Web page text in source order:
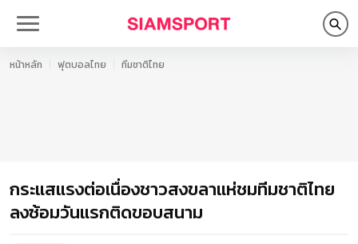
หน้าหลัก ฟุตบอลไทย ทีมชาติไทย
กระแสแรงต่อเนื่องชาวสงขลาแห่ชมทีมชาติไทย
ลงซ้อมวันแรกติดขอบสนาม